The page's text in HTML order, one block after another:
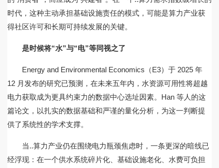
时代，这种主动承担基础设施责任的模式，可能是算力产业获
得社区许可和长期可持续发展的关键。
是时候将“水”与“电”等同视之了
Energy and Environmental Economics（E3）于 2025 年
12 月发布的研究已预测，在未来五年内，水资源可用性将超越
电力获取成为更具约束力的数据中心选址因素。Han 等人的这
篇论文，以扎实的数据基础和严谨的量化分析，为这一判断提
供了系统性的学术支撑。
当..算力产业仍在围绕电力瓶颈焦虑时，一条更深的暗线已
经浮现：在一个供水系统碎片化、基础设施老化、水费可负担